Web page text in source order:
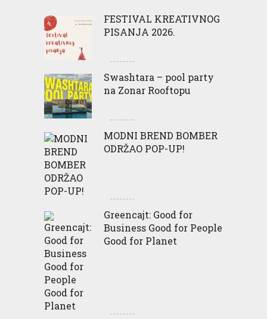
FESTIVAL KREATIVNOG
PISANJA 2026.
Swashtara – pool party
na Zonar Rooftopu
MODNI BREND BOMBER
ODRŽAO POP-UP!
Greencajt: Good for
Business Good for People
Good for Planet